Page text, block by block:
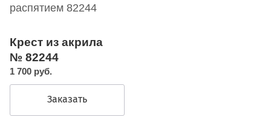
Крест из акрила
№ 82244
1 700 руб.
Заказать